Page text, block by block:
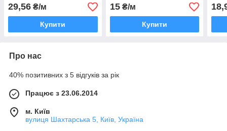
29,56 ₴/м
Купити
15₴/м
Купити
Про нас
40% позитивних з 5 відгуків за рік
Працює з 23.06.2014
м. Київ
вулиця Шахтарська 5, Київ, Україна